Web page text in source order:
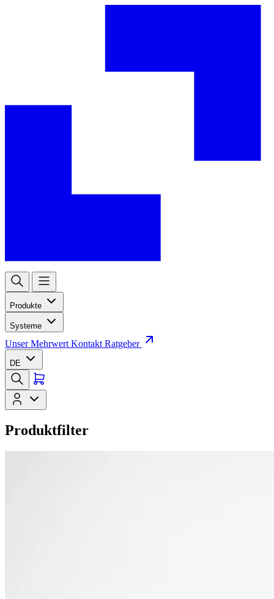
Produkte
Systeme
Unser Mehrwert Kontakt Ratgeber
DE
Produktfilter